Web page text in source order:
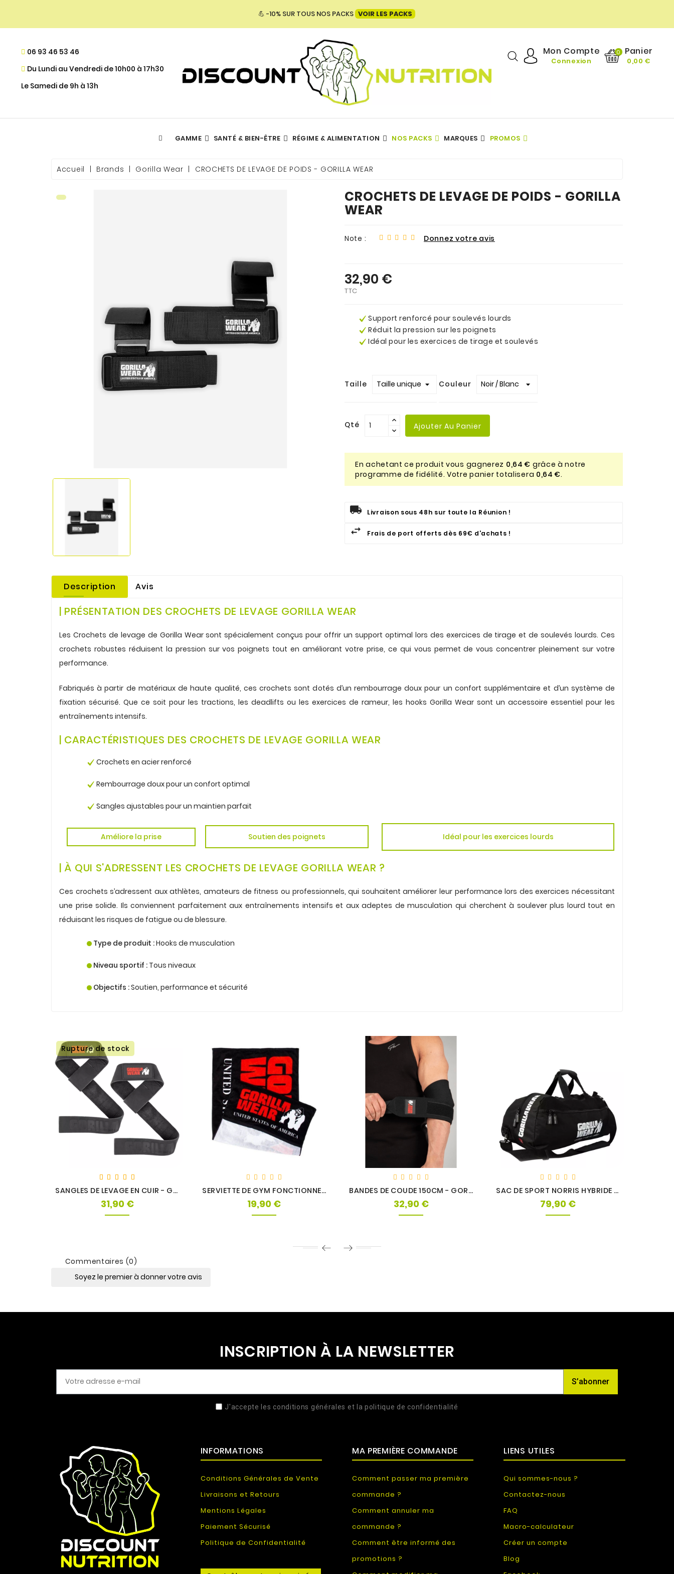
💪 -10% SUR TOUS NOS PACKS VOIR LES PACKS
06 93 46 53 46
Du Lundi au Vendredi de 10h00 à 17h30
Le Samedi de 9h à 13h
Mon Compte
Connexion
0 Panier
0,00 €
GAMME SANTÉ & BIEN-ÊTRE RÉGIME & ALIMENTATION NOS PACKS MARQUES PROMOS
Accueil Brands Gorilla Wear CROCHETS DE LEVAGE DE POIDS - GORILLA WEAR
CROCHETS DE LEVAGE DE POIDS - GORILLA
WEAR
Note : Donnez votre avis
32,90 €
TTC
Support renforcé pour soulevés lourds
Réduit la pression sur les poignets
Idéal pour les exercices de tirage et soulevés
Taille Couleur
Qté Ajouter Au Panier
En achetant ce produit vous gagnerez 0,64 € grâce à notre
programme de fidélité. Votre panier totalisera 0,64 €.
Livraison sous 48h sur toute la Réunion !
Frais de port offerts dès 69€ d'achats !
Description Avis
| PRÉSENTATION DES CROCHETS DE LEVAGE GORILLA WEAR
Les Crochets de levage de Gorilla Wearsont spécialement conçus pour offrir un support optimal lors des exercices de tirage et de soulevés lourds. Ces
crochets robustes réduisent la pression sur vos poignets tout en améliorant votre prise, ce qui vous permet de vous concentrer pleinement sur votre
performance.
Fabriqués à partir de matériaux de haute qualité, ces crochets sont dotés d’un rembourrage doux pour un confort supplémentaire et d’un système de
fixation sécurisé. Que ce soit pour les tractions, les deadlifts ou les exercices de rameur, les hooks Gorilla Wear sont un accessoire essentiel pour les
entraînements intensifs.
| CARACTÉRISTIQUES DES CROCHETS DE LEVAGE GORILLA WEAR
Crochets en acier renforcé
Rembourrage doux pour un confort optimal
Sangles ajustables pour un maintien parfait
Améliore la prise
Soutien des poignets
Idéal pour les exercices lourds
| À QUI S'ADRESSENT LES CROCHETS DE LEVAGE GORILLA WEAR ?
Ces crochets s’adressent aux athlètes, amateurs de fitness ou professionnels, qui souhaitent améliorer leur performance lors des exercices nécessitant
une prise solide. Ils conviennent parfaitement aux entraînements intensifs et aux adeptes de musculation qui cherchent à soulever plus lourd tout en
réduisant les risques de fatigue ou de blessure.
Type de produit :Hooks de musculation
Niveau sportif : Tous niveaux
Objectifs :Soutien, performance et sécurité
Rupture de stock
SANGLES DE LEVAGE EN CUIR - GORILLA WEAR
31,90 €Prix
SERVIETTE DE GYM FONCTIONNELLE - GORILLA WEAR
19,90 €Prix
BANDES DE COUDE 150CM - GORILLA WEAR
32,90 €Prix
SAC DE SPORT NORRIS HYBRIDE - GORILLA WEAR
79,90 €Prix
Commentaires (0)
Soyez le premier à donner votre avis
INSCRIPTION À LA NEWSLETTER
S’abonner
J'accepte les conditions générales et la politique de confidentialité
INFORMATIONS
Conditions Générales de Vente
Livraisons et Retours
Mentions Légales
Paiement Sécurisé
Politique de Confidentialité
MA PREMIÈRE COMMANDE
Comment passer ma première
commande ?
Comment annuler ma
commande ?
Comment être informé des
promotions ?
LIENS UTILES
Qui sommes-nous ?
Contactez-nous
FAQ
Macro-calculateur
Créer un compte
Blog